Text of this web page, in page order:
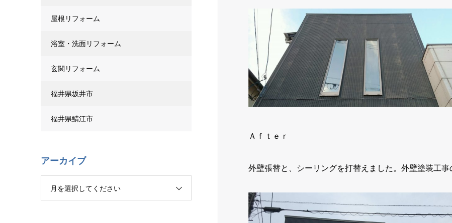
Ａｆｔｅｒ
外壁張替と、シーリングを打替えました。外壁塗装工事
屋根リフォーム
浴室・洗面リフォーム
玄関リフォーム
福井県坂井市
福井県鯖江市
アーカイブ
月を選択してください